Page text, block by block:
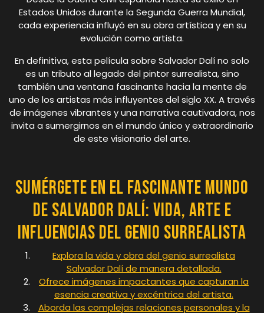
Estados Unidos durante la Segunda Guerra Mundial,
cada experiencia influyó en su obra artística y en su
evolución como artista.
En definitiva, esta película sobre Salvador Dalí no solo
es un tributo al legado del pintor surrealista, sino
también una ventana fascinante hacia la mente de
uno de los artistas más influyentes del siglo XX. A través
de imágenes vibrantes y una narrativa cautivadora, nos
invita a sumergirnos en el mundo único y extraordinario
de este visionario del arte.
Sumérgete en el Fascinante Mundo
de Salvador Dalí: Vida, Arte e
Influencias del Genio Surrealista
Explora la vida y obra del genio surrealista
Salvador Dalí de manera detallada.
Ofrece imágenes impactantes que capturan la
esencia creativa y excéntrica del artista.
Aborda las complejas relaciones personales y la